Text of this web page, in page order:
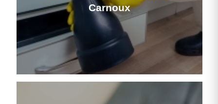
Carnoux